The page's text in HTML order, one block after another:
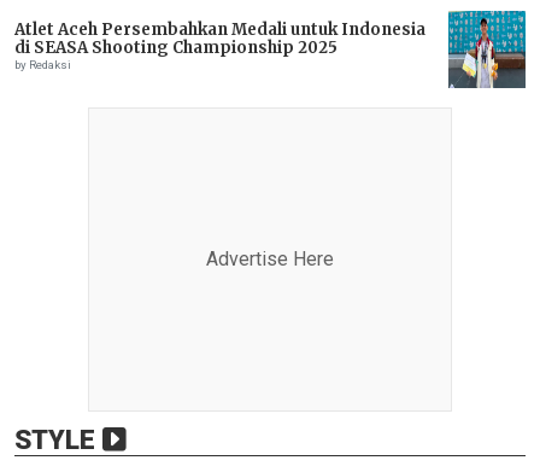
Atlet Aceh Persembahkan Medali untuk Indonesia
di SEASA Shooting Championship 2025
by Redaksi
Advertise Here
STYLE